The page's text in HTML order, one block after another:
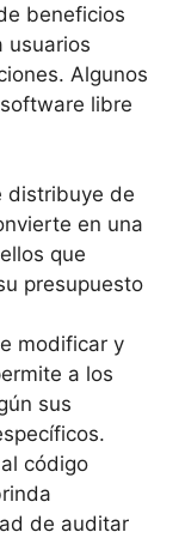
beneficios
usuarios
Algunos
libre
distribuye de
en una
que
presupuesto
modificar y
a los
sus
código
de auditar